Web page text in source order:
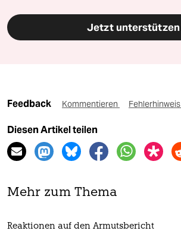
Jetzt unterstützen
Feedback Kommentieren Fehlerhinweis
Diesen Artikel teilen
Mehr zum Thema
Reaktionen auf den Armutsbericht